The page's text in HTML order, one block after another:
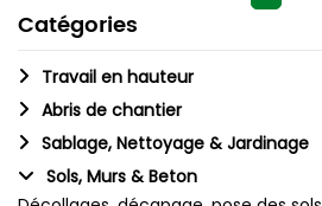
Catégories
Travail en hauteur
Abris de chantier
Sablage, Nettoyage & Jardinage
Sols, Murs & Beton